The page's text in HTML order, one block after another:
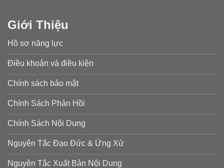
Giới Thiệu
Hồ sơ năng lực
Điều khoản và điều kiện
Chính sách bảo mật
Chính Sách Phản Hồi
Chính Sách Nội Dung
Nguyên Tắc Đạo Đức & Ứng Xử
Nguyên Tắc Xuất Bản Nội Dung